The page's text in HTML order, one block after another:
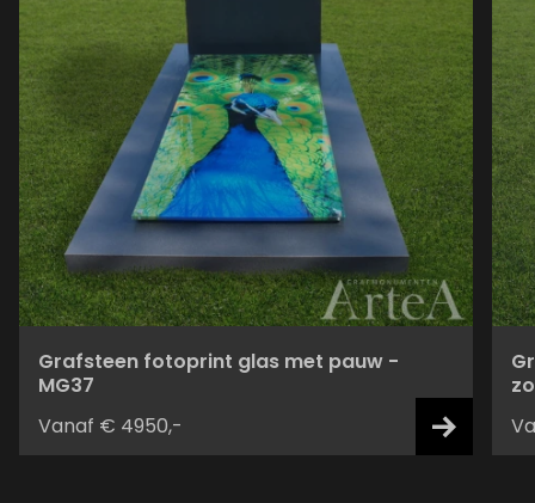
Grafsteen fotoprint glas met pauw -
MG37
Vanaf € 4950,-